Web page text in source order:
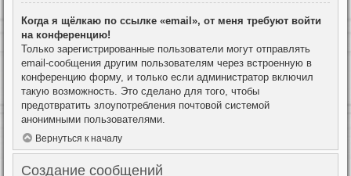
Когда я щёлкаю по ссылке «email», от меня требуют войти
на конференцию!
Только зарегистрированные пользователи могут отправлять
email-сообщения другим пользователям через встроенную в
конференцию форму, и только если администратор включил
такую возможность. Это сделано для того, чтобы
предотвратить злоупотребления почтовой системой
анонимными пользователями.
Вернуться к началу
Создание сообщений